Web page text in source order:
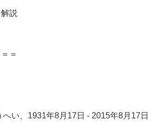
説
＝
い、1931年8月17日 - 2015年8月17日